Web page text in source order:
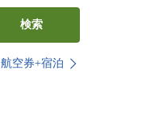
検索
航空券+宿泊